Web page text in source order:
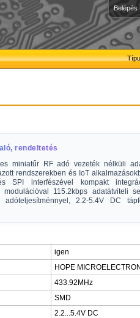
Belépés
rendeltetés
miniatűr RF adó vezeték nélküli
rendszerekben és IoT
SPI interfészével kompakt
modulációval 115.2kbps adatátviteli
adóteljesítménnyel, 2.2-5.4V DC
igen
HOPE
433.92MHz
SMD
2.2...5.4V DC